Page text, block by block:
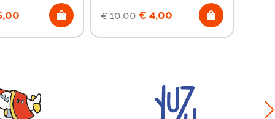
€10,00 € 4,00